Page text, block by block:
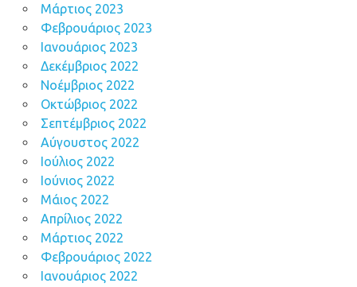
Μάρτιος 2023
Φεβρουάριος 2023
Ιανουάριος 2023
Δεκέμβριος 2022
Νοέμβριος 2022
Οκτώβριος 2022
Σεπτέμβριος 2022
Αύγουστος 2022
Ιούλιος 2022
Ιούνιος 2022
Μάιος 2022
Απρίλιος 2022
Μάρτιος 2022
Φεβρουάριος 2022
Ιανουάριος 2022